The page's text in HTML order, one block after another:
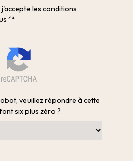
les conditions
**
veuillez répondre à cette
six plus zéro ?